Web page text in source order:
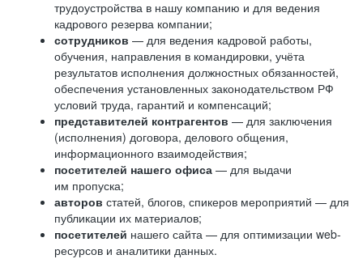
трудоустройства в нашу компанию и для ведения
кадрового резерва компании;
сотрудников — для ведения кадровой работы,
обучения, направления в командировки, учёта
результатов исполнения должностных обязанностей,
обеспечения установленных законодательством РФ
условий труда, гарантий и компенсаций;
представителей контрагентов — для заключения
(исполнения) договора, делового общения,
информационного взаимодействия;
посетителей нашего офиса — для выдачи
им пропуска;
авторов статей, блогов, спикеров мероприятий — для
публикации их материалов;
посетителей нашего сайта — для оптимизации web-
ресурсов и аналитики данных.